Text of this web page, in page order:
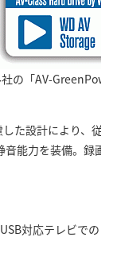
の「AV-
た設計により、従
能力を装備。録画
対応テレビでのご